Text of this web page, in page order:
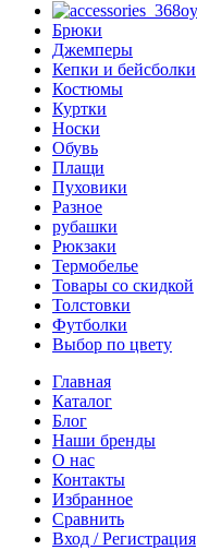
Брюки
Джемперы
Кепки и бейсболки
Костюмы
Куртки
Носки
Обувь
Плащи
Пуховики
Разное
рубашки
Рюкзаки
Термобелье
Товары со скидкой
Толстовки
Футболки
Выбор по цвету
Главная
Каталог
Блог
Наши бренды
О нас
Контакты
Избранное
Сравнить
Вход / Регистрация